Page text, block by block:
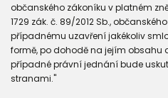
občanského zákoníku v platném
1729 zák. č. 89/2012 Sb.,
případnému uzavření jakékoliv
formě, po dohodě na jejím obsahu
případné právní jednání bude
stranami."